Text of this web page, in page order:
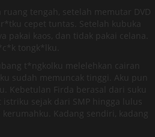
tengah, setelah memutar DVD
cepet tuntas. Setelah kubuka
pakai kaos, dan tidak pakai celana.
tongk*lku.
t*ngkolku melelehkan cairan
sudah memuncak tinggi. Aku pun
Kebetulan Firda berasal dari suku
sejak dari SMP hingga lulus
Kadang sendiri, kadang